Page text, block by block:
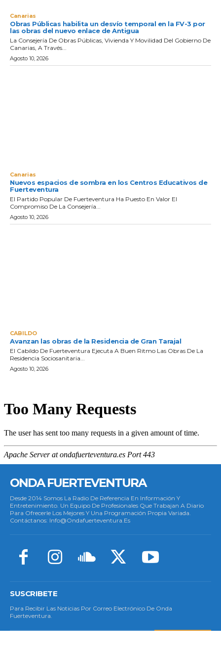
Canarias
Obras Públicas habilita un desvío temporal en la FV-3 por
las obras del nuevo enlace de Antigua
La Consejería De Obras Públicas, Vivienda Y Movilidad Del Gobierno De
Canarias, A Través...
Agosto 10, 2026
Canarias
Nuevos espacios de sombra en los Centros Educativos de
Fuerteventura
El Partido Popular De Fuerteventura Ha Puesto En Valor El
Compromiso De La Consejería...
Agosto 10, 2026
CABILDO
Avanzan las obras de la Residencia de Gran Tarajal
El Cabildo De Fuerteventura Ejecuta A Buen Ritmo Las Obras De La
Residencia Sociosanitaria...
Agosto 10, 2026
ONDA FUERTEVENTURA
Desde 2014 Somos La Radio De Referencia En Información Y
Entretenimiento. Un Equipo De Profesionales Que Trabajan A Diario
Para Ofrecerle Los Mejores Y Una Programación Propia Variada.
Contáctanos: Info@ondafuerteventura.es
SUSCRIBETE
Para Recibir Las Noticias Por Correo Electrónico De Onda
Fuerteventura.